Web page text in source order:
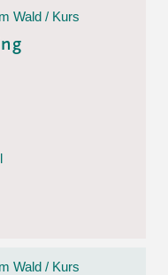
Wald / Kurs
Wald / Kurs